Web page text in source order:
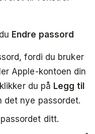
Endre passord
fordi du bruker
Apple-kontoen din
du på Legg til
det nye passordet.
ditt.